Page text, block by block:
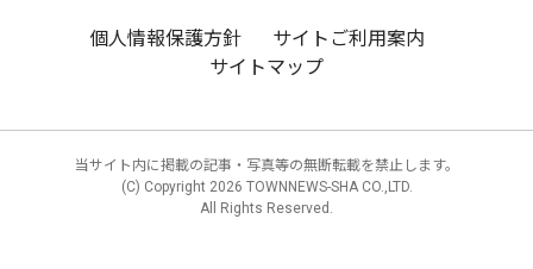
個人情報保護方針
サイトご利用案内
サイトマップ
当サイト内に掲載の記事・写真等の無断転載を禁止します。
(C) Copyright 2026 TOWNNEWS-SHA CO.,LTD.
All Rights Reserved.